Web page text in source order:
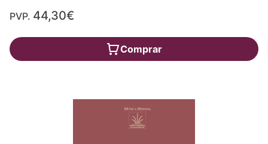
PVP. 44,30€
Comprar